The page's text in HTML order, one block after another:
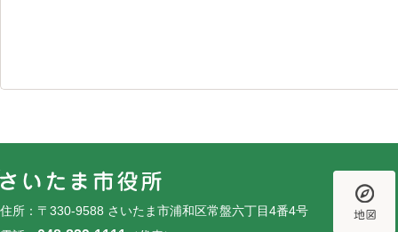
住所：〒330-9588 さいたま市浦和区常盤六丁目4番4号